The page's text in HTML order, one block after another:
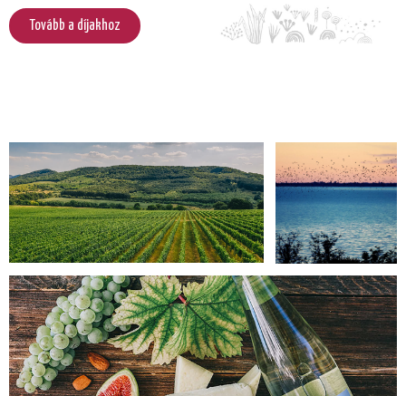
Tovább a díjakhoz